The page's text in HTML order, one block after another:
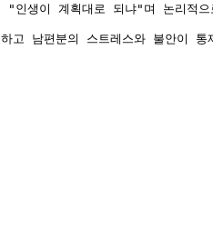
"인생이 계획대로 되냐"며 논리적